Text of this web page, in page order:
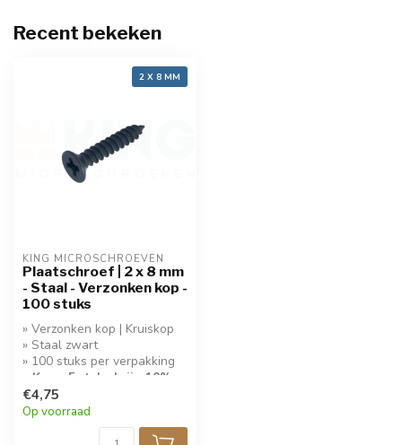
Recent bekeken
2 X 8 MM
KING MICROSCHROEVEN
Plaatschroef | 2 x 8 mm
- Staal - Verzonken kop -
100 stuks
» Verzonken kop | Kruiskop
» Staal zwart
» 100 stuks per verpakking
» Koop 5 stuks krijg 10%
korting!
€4,75
Op voorraad